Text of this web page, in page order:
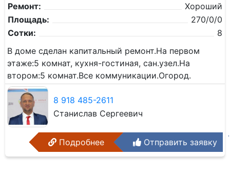
Ремонт:
Хороший
Площадь:
270/0/0
Сотки:
8
В доме сделан капитальный ремонт.На первом
этаже:5 комнат, кухня-гостиная, сан.узел.На
втором:5 комнат.Все коммуникации.Огород.
8 918 485-2611
Станислав Сергеевич
Подробнее Отправить заявку